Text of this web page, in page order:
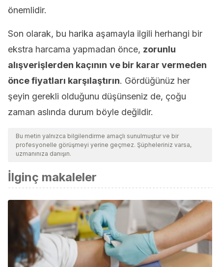
önemlidir.
Son olarak, bu harika aşamayla ilgili herhangi bir
ekstra harcama yapmadan önce, zorunlu
alışverişlerden kaçının ve bir karar vermeden
önce fiyatları karşılaştırın. Gördüğünüz her
şeyin gerekli olduğunu düşünseniz de, çoğu
zaman aslında durum böyle değildir.
Bu metin yalnızca bilgilendirme amaçlı sunulmuştur ve bir
profesyonelle görüşmeyi yerine geçmez. Şüpheleriniz varsa,
uzmanınıza danışın.
İlginç makaleler